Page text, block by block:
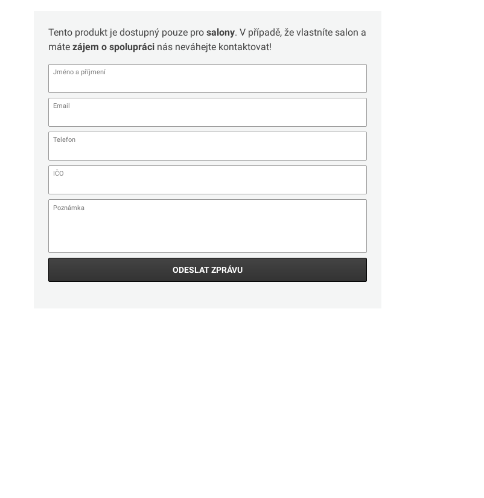
Tento produkt je dostupný pouze prosalony. V případě, že vlastníte salon a
mátezájem o spolupráci nás neváhejte kontaktovat!
ODESLAT ZPRÁVU